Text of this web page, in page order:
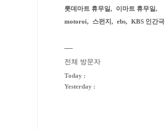
롯데마트 휴무일
이마트 휴무일
motoroi
스펀지 ebs KBS 인간
전체 방문자
Today :
Yesterday :